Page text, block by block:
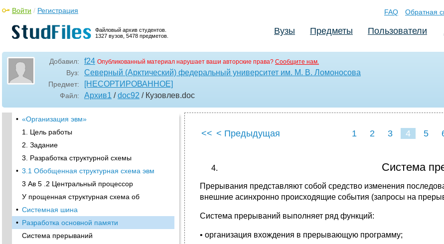
Файловый архив студентов.
1327 вузов, 5478 предметов.
Войти / Регистрация FAQ Обратная
Вузы Предметы Пользователи
Добавил: f24 Опубликованный материал нарушает ваши авторские права? Сообщите нам.
Вуз: Северный (Арктический) федеральный университет им. М. В. Ломоносова
Предмет: [НЕСОРТИРОВАННОЕ]
Файл: Архив1 /doc92 / Кузовлев.doc
• «Организация эвм»
1. Цель работы
2. Задание
3. Разработка структурной схемы
• 3.1 Обобщенная структурная схема эвм
3 Ав 5 .2 Центральный процессор
У прощенная структурная схема об
• Системная шина
• Разработка основной памяти
Система прерываний
<< < Предыдущая 1 2 3 4 5
Система
Прерывания представляют собой средство изменения
внешние асинхронно происходящие события (запросы на
Система прерываний выполняет ряд функций:
• организация вхождения в прерывающую программу;